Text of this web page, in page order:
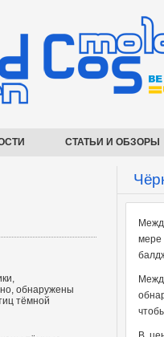
СТАТЬИ И ОБЗОРЫ
мере
обнаружены
тёмной